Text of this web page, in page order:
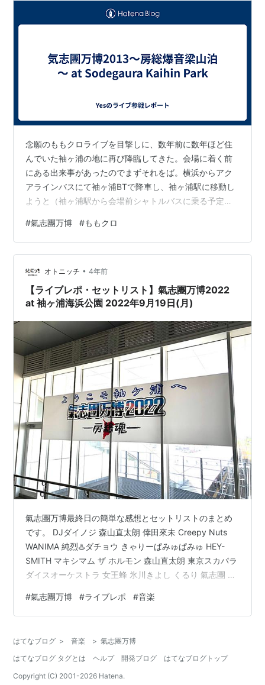
念願のももクロライブを目撃しに、数年前に数年ほど住
んでいた袖ヶ浦の地に再び降臨してきた。会場に着く前
にある出来事があったのでまずそれをば。横浜からアク
アラインバスにて袖ヶ浦BTで降車し、袖ヶ浦駅に移動し
ようと（袖ヶ浦駅から会場前シャトルバスに乗る予定
束だった）タクシー乗り場で待っていた。すると終始
PADを弄っている前の男がこう話してきた「みんなでタ
クシー乗り合いましょうよ」。話してみると、ほとんど
の人達が会場まで直行するというので、僕もそれに便乗
する事にし、袖ヶ浦駅経由は取りやめ、Kとは現地集合す
る事にした。乗合のタクシーメンツは、PAD男A…
#氣志團万博 #ももクロ
オトニッチ • 4年前
【ライブレポ・セットリスト】氣志團万博2022
at 袖ヶ浦海浜公園 2022年9月19日(月)
氣志團万博最終日の簡単な感想とセットリストのまとめ
です。 DJダイノジ 森山直太朗 倖田來未 Creepy Nuts
WANIMA 純烈♨️ダチョウ きゃりーぱみゅぱみゅ HEY-
SMITH マキシマム ザ ホルモン 森山直太朗 東京スカパラ
ダイスオーケストラ 女王蜂 氷川きよし くるり 氣志團 DJ
Are You Gonna Be My Girl』をかけ、始まる前から盛り
上げ、会場のボルテージは一気に最高潮に #氣志團万博
(@houroukamome121) 2022年9月19日 DJダイノジ、…
#氣志團万博 #ライブレポ #音楽
はてなブログ > 音楽 > 氣志團万博
はてなブログ タグとは
ヘルプ 開発ブログ
はてなブログトップ
Copyright (C) 2001-2026 Hatena.